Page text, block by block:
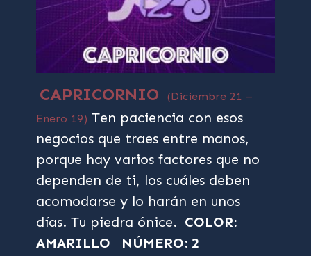
CAPRICORNIO
(Diciembre 21 –
Enero 19) Ten paciencia con esos
negocios que traes entre manos,
porque hay varios factores que no
dependen de ti, los cuáles deben
acomodarse y lo harán en unos
días. Tu piedra ónice. COLOR:
AMARILLO
NÚMERO: 2